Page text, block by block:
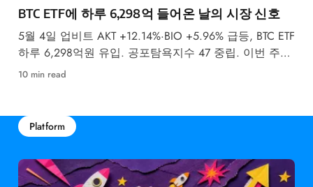
BTC ETF에 하루 6,298억 들어온 날의 시장 신호
5월 4일 업비트 AKT +12.14%·BIO +5.96% 급등, BTC ETF
하루 6,298억원 유입. 공포탐욕지수 47 중립. 이번 주
FOMC 금리 결정이 최대 변수입니다.
10 min read
Platform